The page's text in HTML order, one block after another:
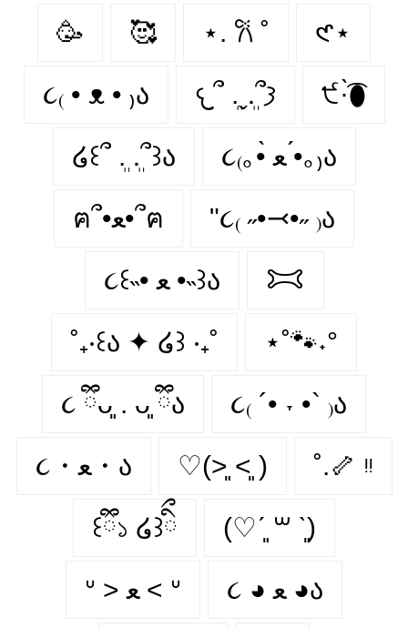
🥳️ 🥰️ ⋆. 𐙚 ˚ 𑣲⋆
૮₍ • ᴥ • ₎ა 𐔌՞ ܸ.ˬ.ܸ՞𐦯 ੯·̀͡⬮
໒꒰՞ ܸ. .ܸ՞꒱ა ૮₍｡•̀ ﻌ •́｡₎ა
ฅ՞•ﻌ•՞ฅ "૮₍ ˶•⤙•˶ ₎ა
૮꒰˵• ﻌ •˵꒱ა 𐂯
˚₊‧꒰ა ✦ ໒꒱ ‧₊˚ ⋆˚🐾˖°
૮ ྀིᴗ͈ . ᴗ͈ ྀིა ૮₍ ´• ˕ •` ₎ა
૮・ﻌ・ა ♡(˃͈ ˂͈ ) ˚.🦴 ᵎᵎ
꒰ྀི১ ໒꒱ིྀ (♡ˊ͈ ꒳ ˋ͈)
ᐡ > ﻌ < ᐡ ૮ ◕ ﻌ ◕ა